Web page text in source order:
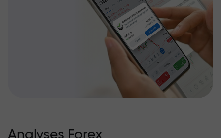
Analyses Forex